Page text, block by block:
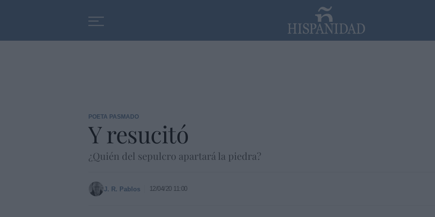
POETA PASMADO
Y resucitó
¿Quién del sepulcro apartará la piedra?
J. R. Pablos 12/04/20 11:00